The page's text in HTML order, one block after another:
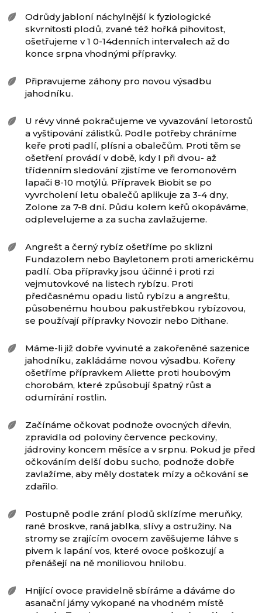
Odrůdy jabloní náchylnější k fyziologické
skvrnitosti plodů, zvané též hořká pihovitost,
ošetřujeme v 1 0-14denních intervalech až do
konce srpna vhodnými přípravky.
Připravujeme záhony pro novou výsadbu
jahodníku.
U révy vinné pokračujeme ve vyvazování letorostů
a vyštipování zálistků. Podle potřeby chráníme
keře proti padlí, plísni a obalečům. Proti těm se
ošetření provádí v době, kdy I při dvou- až
třídenním sledování zjistíme ve feromonovém
lapači 8-10 motýlů. Přípravek Biobit se po
vyvrcholení letu obalečů aplikuje za 3-4 dny,
Zolone za 7-8 dní. Půdu kolem keřů okopáváme,
odplevelujeme a za sucha zavlažujeme.
Angrešt a černý rybíz ošetříme po sklizni
Fundazolem nebo Bayletonem proti americkému
padlí. Oba přípravky jsou účinné i proti rzi
vejmutovkové na listech rybízu. Proti
předčasnému opadu listů rybízu a angreštu,
působenému houbou pakustřebkou rybízovou,
se používají přípravky Novozir nebo Dithane.
Máme-li již dobře vyvinuté a zakořeněné sazenice
jahodníku, zakládáme novou výsadbu. Kořeny
ošetříme přípravkem Aliette proti houbovým
chorobám, které způsobují špatný růst a
odumírání rostlin.
Začínáme očkovat podnože ovocných dřevin,
zpravidla od poloviny července peckoviny,
jádroviny koncem měsíce a v srpnu. Pokud je před
očkováním delší dobu sucho, podnože dobře
zavlažíme, aby měly dostatek mízy a očkování se
zdařilo.
Postupně podle zrání plodů sklízíme meruňky,
rané broskve, raná jablka, slívy a ostružiny. Na
stromy se zrajícím ovocem zavěšujeme láhve s
pivem k lapání vos, které ovoce poškozují a
přenášejí na ně moniliovou hnilobu.
Hnijící ovoce pravidelně sbíráme a dáváme do
asanační jámy vykopané na vhodném místě